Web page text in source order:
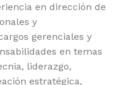
en dirección de
y
gerenciales y
en temas
liderazgo,
estratégica,